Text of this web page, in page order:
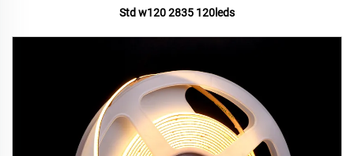
Std w120 2835 120leds